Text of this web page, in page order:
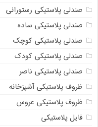
صندلی پلاستیکی رستورانی
صندلی پلاستیکی ساده
صندلی پلاستیکی کوچک
صندلی پلاستیکی کودک
صندلی پلاستیکی ناصر
ظروف پلاستیکی آشپزخانه
ظروف پلاستیکی عروس
فایل پلاستیکی